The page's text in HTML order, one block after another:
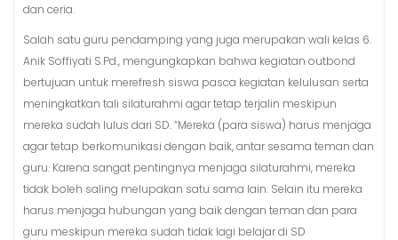
dan ceria.
Salah satu guru pendamping yang juga merupakan wali kelas 6.
Anik Soffiyati S.Pd., mengungkapkan bahwa kegiatan outbond
bertujuan untuk merefresh siswa pasca kegiatan kelulusan serta
meningkatkan tali silaturahmi agar tetap terjalin meskipun
mereka sudah lulus dari SD. “Mereka (para siswa) harus menjaga
agar tetap berkomunikasi dengan baik, antar sesama teman dan
guru. Karena sangat pentingnya menjaga silaturahmi, mereka
tidak boleh saling melupakan satu sama lain. Selain itu mereka
harus menjaga hubungan yang baik dengan teman dan para
guru meskipun mereka sudah tidak lagi belajar di SD